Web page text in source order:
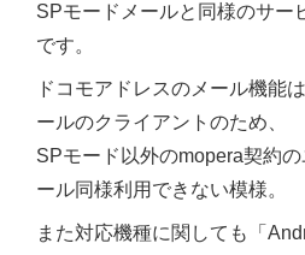
SPモードメールと同様のサー
です。
ドコモアドレスのメール機能
ールのクライアントのため、
SPモード以外のmopera契約
ール同様利用できない模様。
また対応機種に関しても「